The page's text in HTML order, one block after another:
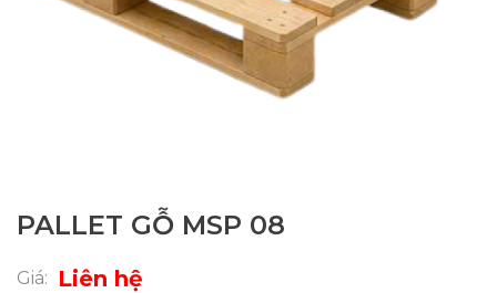
PALLET GỖ MSP 08
Giá: Liên hệ